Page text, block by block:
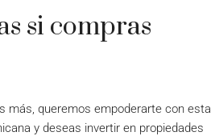
si compras
más, queremos empoderarte con esta
y deseas invertir en propiedades